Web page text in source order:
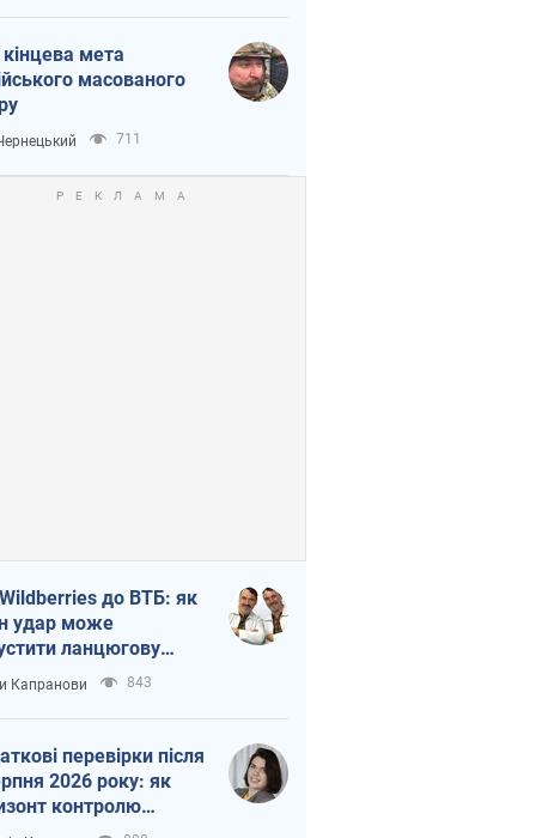
мета
масованого
711
до ВТБ: як
удар може
ланцюгову
в Росії
Капранови 843
перевірки після
2026 року: як
контролю
з 6,5 до 3